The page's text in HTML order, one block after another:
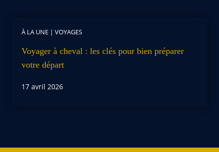
À LA UNE | VOYAGES
Voyager à cheval : les clés pour bien préparer
votre départ
17 avril 2026